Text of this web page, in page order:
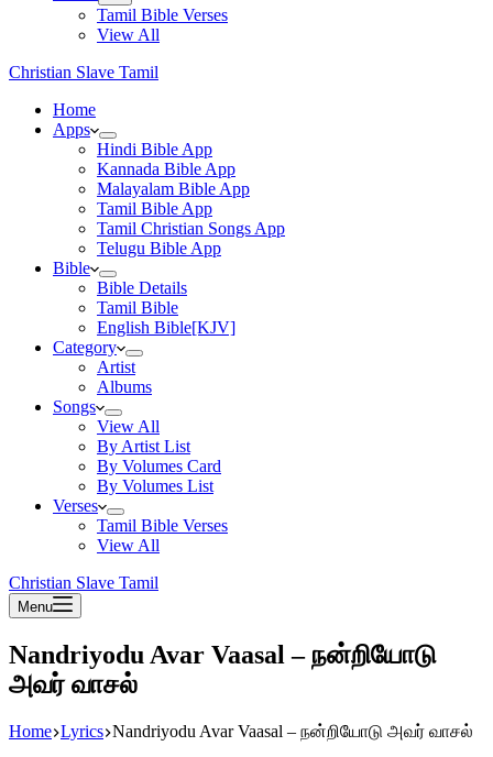
Tamil Bible Verses
View All
Christian Slave Tamil
Home
Apps
Hindi Bible App
Kannada Bible App
Malayalam Bible App
Tamil Bible App
Tamil Christian Songs App
Telugu Bible App
Bible
Bible Details
Tamil Bible
English Bible[KJV]
Category
Artist
Albums
Songs
View All
By Artist List
By Volumes Card
By Volumes List
Verses
Tamil Bible Verses
View All
Christian Slave Tamil
Menu
Nandriyodu Avar Vaasal – நன்றியோடு
அவர் வாசல்
Home Lyrics Nandriyodu Avar Vaasal – நன்றியோடு அவர் வாசல்